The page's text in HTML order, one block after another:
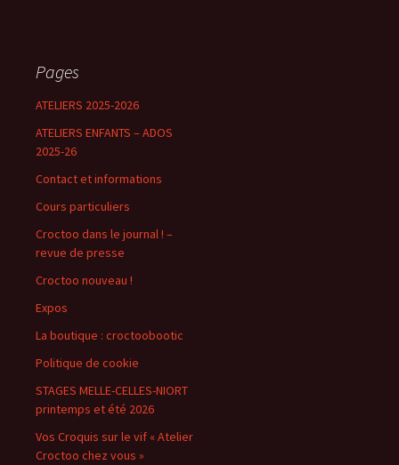
Pages
ATELIERS 2025-2026
ATELIERS ENFANTS – ADOS
2025-26
Contact et informations
Cours particuliers
Croctoo dans le journal ! –
revue de presse
Croctoo nouveau !
Expos
La boutique : croctoobootic
Politique de cookie
STAGES MELLE-CELLES-NIORT
printemps et été 2026
Vos Croquis sur le vif « Atelier
Croctoo chez vous »